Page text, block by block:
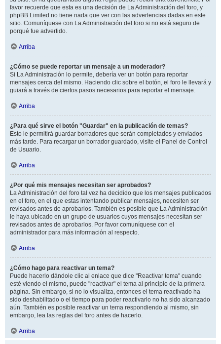
favor recuerde que esta es una decisión de La Administración del foro, y
phpBB Limited no tiene nada que ver con las advertencias dadas en este
sitio. Comuníquese con La Administración del foro si no está seguro de
porqué fue advertido.
Arriba
¿Cómo se puede reportar un mensaje a un moderador?
Si La Administración lo permite, debería ver un botón para reportar
mensajes cerca del mismo. Haciendo clic sobre el botón, el foro le llevará y
guiará a través de ciertos pasos necesarios para reportar el mensaje.
Arriba
¿Para qué sirve el botón "Guardar" en la publicación de temas?
Esto le permitirá guardar borradores que serán completados y enviados
más tarde. Para recargar un borrador guardado, visite el Panel de Control
de Usuario.
Arriba
¿Por qué mis mensajes necesitan ser aprobados?
La Administración del foro tal vez ha decidido que los mensajes publicados
en el foro, en el que estas intentando publicar mensajes, necesiten ser
revisados antes de aprobarlos. También es posible que La Administración
le haya ubicado en un grupo de usuarios cuyos mensajes necesitan ser
revisados antes de aprobarlos. Por favor comuníquese con el
administrador para más información al respecto.
Arriba
¿Cómo hago para reactivar un tema?
Puede hacerlo dándole clic al enlace que dice "Reactivar tema" cuando
esté viendo el mismo, puede "reactivar" el tema al principio de la primera
página. Sin embargo, si no lo visualiza, entonces el tema reactivado ha
sido deshabilitado o el tiempo para poder reactivarlo no ha sido alcanzado
aún. También es posible reactivar un tema respondiendo al mismo, sin
embargo, lea las reglas del foro antes de hacerlo.
Arriba